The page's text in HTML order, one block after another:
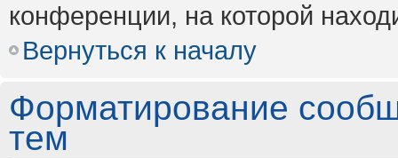
конференции, на которой
Вернуться к началу
Форматирование
тем